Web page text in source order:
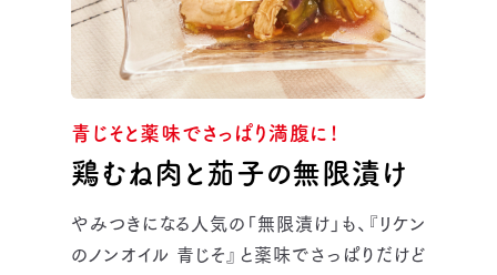
青じそと薬味でさっぱり満腹に！
鶏むね肉と茄子の無限漬け
やみつきになる人気の「無限漬け」も、『リケン
のノンオイル 青じそ』と薬味でさっぱりだけど